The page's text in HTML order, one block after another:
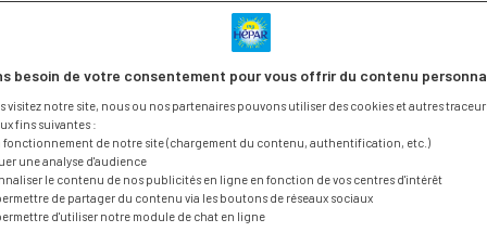
TOUS NOS CONSEILS
VOTRE TRANSIT
santé, quels que soient votre âge et votre niveau
besoin de votre consentement pour vous offrir du contenu
visitez notre site, nous ou nos partenaires pouvons utiliser des cookies et autres
fins suivantes :
fonctionnement de notre site (chargement du contenu, authentification, etc.)
une analyse d'audience
le contenu de nos publicités en ligne en fonction de vos centres d'intérêt
de partager du contenu via les boutons de réseaux sociaux
d'utiliser notre module de chat en ligne